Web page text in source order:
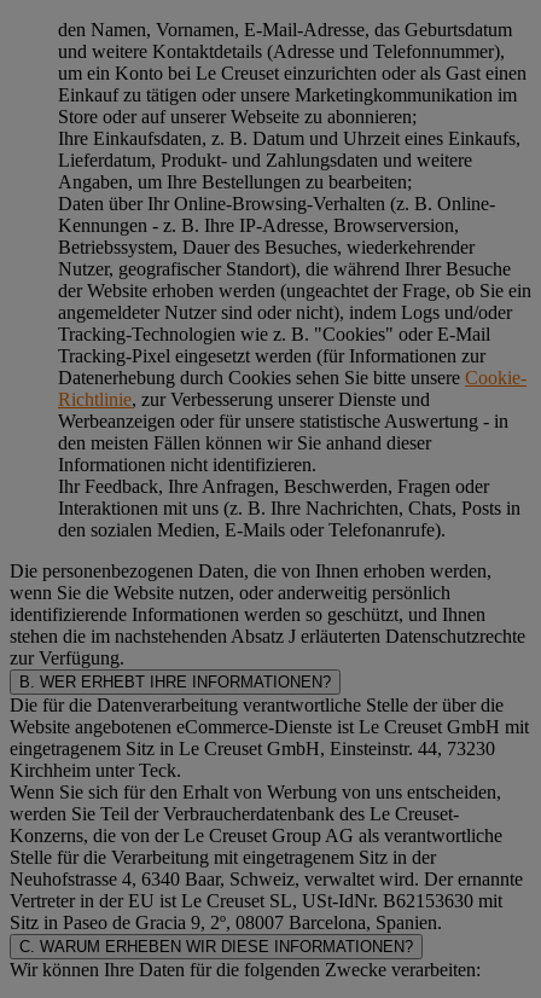
den Namen, Vornamen, E-Mail-Adresse, das Geburtsdatum
und weitere Kontaktdetails (Adresse und Telefonnummer),
um ein Konto bei Le Creuset einzurichten oder als Gast einen
Einkauf zu tätigen oder unsere Marketingkommunikation im
Store oder auf unserer Webseite zu abonnieren;
Ihre Einkaufsdaten, z. B. Datum und Uhrzeit eines Einkaufs,
Lieferdatum, Produkt- und Zahlungsdaten und weitere
Angaben, um Ihre Bestellungen zu bearbeiten;
Daten über Ihr Online-Browsing-Verhalten (z. B. Online-
Kennungen - z. B. Ihre IP-Adresse, Browserversion,
Betriebssystem, Dauer des Besuches, wiederkehrender
Nutzer, geografischer Standort), die während Ihrer Besuche
der Website erhoben werden (ungeachtet der Frage, ob Sie ein
angemeldeter Nutzer sind oder nicht), indem Logs und/oder
Tracking-Technologien wie z. B. "Cookies" oder E-Mail
Tracking-Pixel eingesetzt werden (für Informationen zur
Datenerhebung durch Cookies sehen Sie bitte unsere Cookie-
Richtlinie, zur Verbesserung unserer Dienste und
Werbeanzeigen oder für unsere statistische Auswertung - in
den meisten Fällen können wir Sie anhand dieser
Informationen nicht identifizieren.
Ihr Feedback, Ihre Anfragen, Beschwerden, Fragen oder
Interaktionen mit uns (z. B. Ihre Nachrichten, Chats, Posts in
den sozialen Medien, E-Mails oder Telefonanrufe).
Die personenbezogenen Daten, die von Ihnen erhoben werden,
wenn Sie die Website nutzen, oder anderweitig persönlich
identifizierende Informationen werden so geschützt, und Ihnen
stehen die im nachstehenden Absatz J erläuterten Datenschutzrechte
zur Verfügung.
B. WER ERHEBT IHRE INFORMATIONEN?
Die für die Datenverarbeitung verantwortliche Stelle der über die
Website angebotenen eCommerce-Dienste ist Le Creuset GmbH mit
eingetragenem Sitz in Le Creuset GmbH, Einsteinstr. 44, 73230
Kirchheim unter Teck.
Wenn Sie sich für den Erhalt von Werbung von uns entscheiden,
werden Sie Teil der Verbraucherdatenbank des Le Creuset-
Konzerns, die von der Le Creuset Group AG als verantwortliche
Stelle für die Verarbeitung mit eingetragenem Sitz in der
Neuhofstrasse 4, 6340 Baar, Schweiz, verwaltet wird. Der ernannte
Vertreter in der EU ist Le Creuset SL, USt-IdNr. B62153630 mit
Sitz in Paseo de Gracia 9, 2º, 08007 Barcelona, Spanien.
C. WARUM ERHEBEN WIR DIESE INFORMATIONEN?
Wir können Ihre Daten für die folgenden Zwecke verarbeiten: